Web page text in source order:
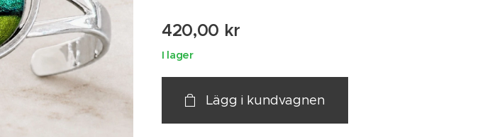
420,00 kr
I lager
Lägg i kundvagnen